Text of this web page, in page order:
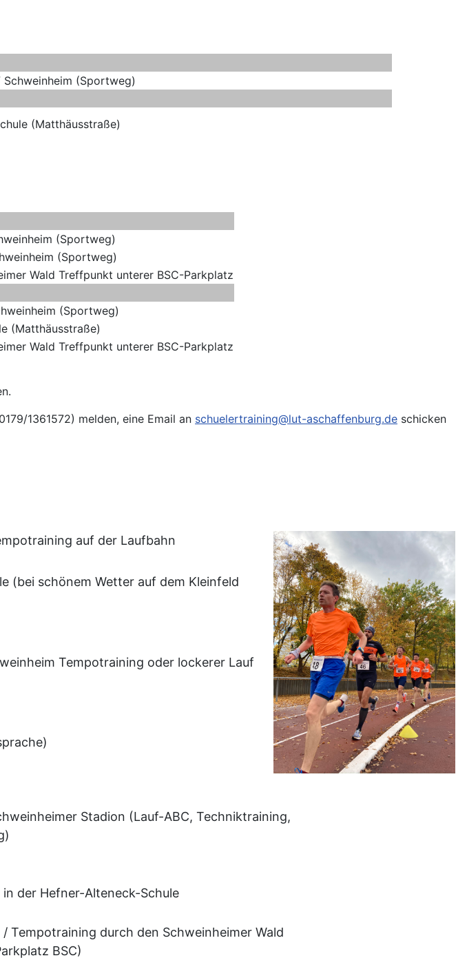
(Sportweg)
(Matthäusstraße)
(Sportweg)
(Sportweg)
Wald Treffpunkt unterer BSC-Parkplatz
(Sportweg)
(Matthäusstraße)
Wald Treffpunkt unterer BSC-Parkplatz
1361572) melden, eine Email an schuelertraining@lut-aschaffenburg.de schicken
auf der Laufbahn
(bei schönem Wetter auf dem Kleinfeld
Tempotraining oder lockerer Lauf
Stadion (Lauf-ABC, Techniktraining,
der Hefner-Alteneck-Schule
Tempotraining durch den Schweinheimer Wald
BSC)